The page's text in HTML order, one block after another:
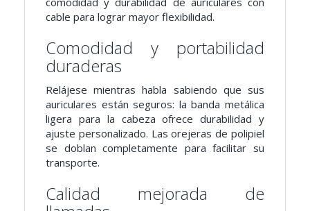
cable para lograr mayor flexibilidad.
Comodidad y portabilidad
duraderas
Relájese mientras habla sabiendo que sus
auriculares están seguros: la banda metálica
ligera para la cabeza ofrece durabilidad y
ajuste personalizado. Las orejeras de polipiel
se doblan completamente para facilitar su
transporte.
Calidad mejorada de